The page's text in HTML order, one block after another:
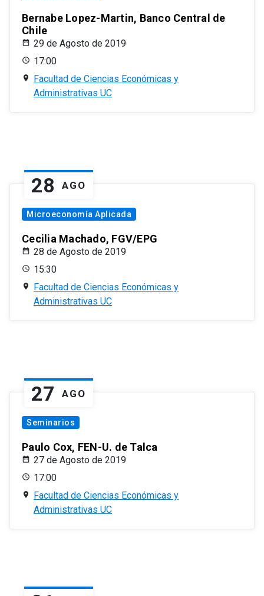
Bernabe Lopez-Martin, Banco Central de
Chile
29 de Agosto de 2019
17:00
Facultad de Ciencias Económicas y
Administrativas UC
28 AGO
Microeconomía Aplicada
Cecilia Machado, FGV/EPG
28 de Agosto de 2019
15:30
Facultad de Ciencias Económicas y
Administrativas UC
27 AGO
Seminarios
Paulo Cox, FEN-U. de Talca
27 de Agosto de 2019
17:00
Facultad de Ciencias Económicas y
Administrativas UC